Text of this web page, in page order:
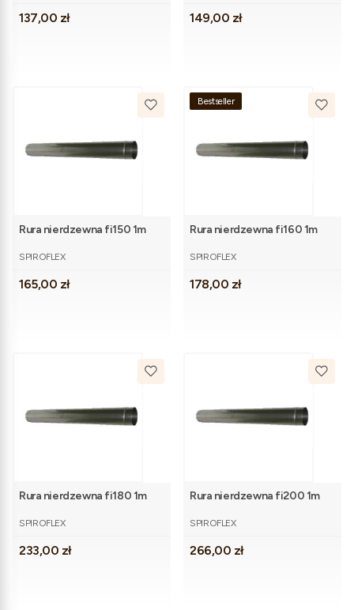
Cena
137,00 zł Cena
149,00 zł
Rura nierdzewna fi150 1m
PRODUCENT
SPIROFLEX
Cena
165,00 zł
Bestseller
Rura nierdzewna fi160 1m
PRODUCENT
SPIROFLEX
Cena
178,00 zł
Rura nierdzewna fi180 1m
PRODUCENT
SPIROFLEX
Cena
233,00 zł
Rura nierdzewna fi200 1m
PRODUCENT
SPIROFLEX
Cena
266,00 zł